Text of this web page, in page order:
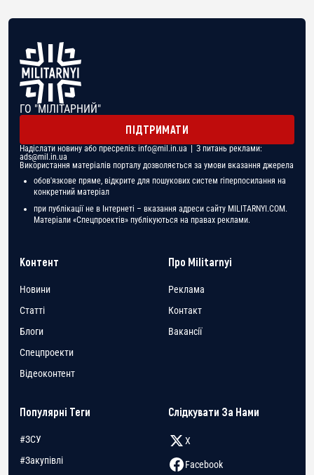
ГО "МІЛІТАРНИЙ"
ПІДТРИМАТИ
Надіслати новину або пресреліз: info@mil.in.ua | З питань реклами:
ads@mil.in.ua
Використання матеріалів порталу дозволяється за умови вказання джерела
обов'язкове пряме, відкрите для пошукових систем гіперпосилання на
конкретний матеріал
при публікації не в Інтернеті – вказання адреси сайту MILITARNYI.COM.
Матеріали «Спецпроектів» публікуються на правах реклами.
Контент
Новини
Статті
Блоги
Спецпроекти
Відеоконтент
Про Militarnyi
Реклама
Контакт
Вакансії
Популярні Теги
#ЗСУ
#Закупівлі
Слідкувати За Нами
X
Facebook